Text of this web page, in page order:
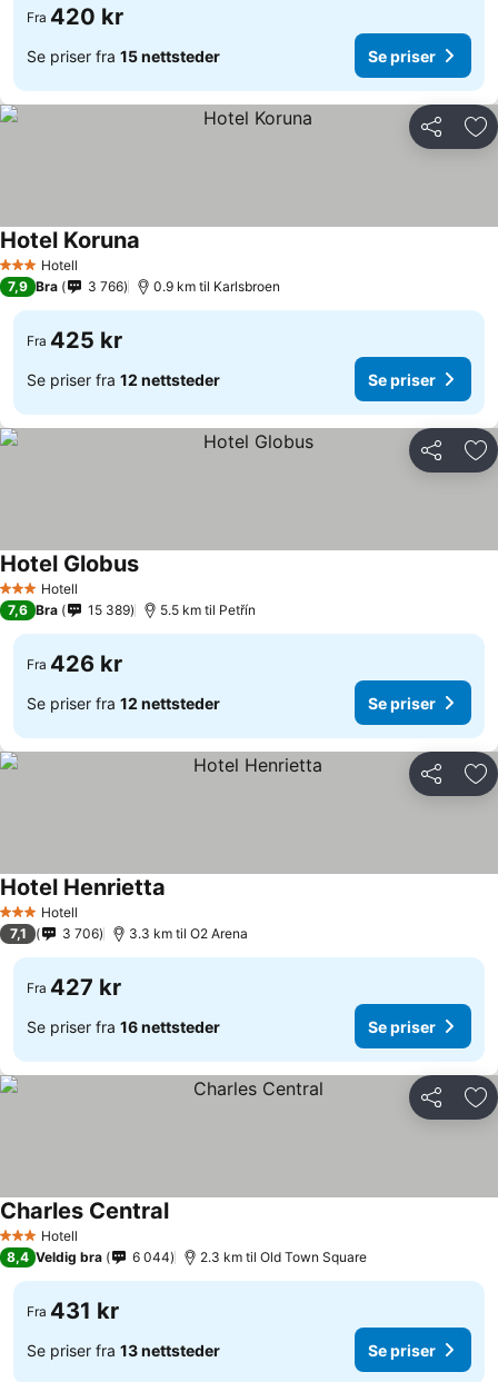
Fra 420 kr
Se priser fra 15 nettsteder Se priser
Del
3 StjernerHotell
Hotel Koruna
7,9 Bra 3 766 0.9 km til Karlsbroen
Fra 425 kr
Se priser fra 12 nettsteder Se priser
Del
3 StjernerHotell
Hotel Globus
7,6 Bra 15 389 5.5 km til Petřín
Fra 426 kr
Se priser fra 12 nettsteder Se priser
Del
3 StjernerHotell
Hotel Henrietta
7,1 3 706 3.3 km til O2 Arena
Fra 427 kr
Se priser fra 16 nettsteder Se priser
Del
3 StjernerHotell
Charles Central
8,4 Veldig bra 6 044 2.3 km til Old Town Square
Fra 431 kr
Se priser fra 13 nettsteder Se priser